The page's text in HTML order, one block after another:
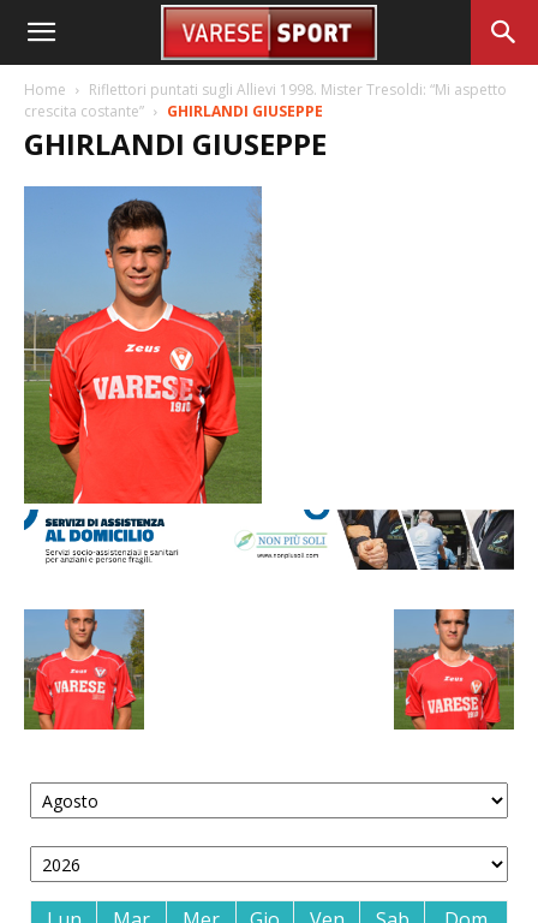
Home
Riflettori puntati sugli Allievi 1998. Mister Tresoldi: “Mi aspetto
crescita costante”
GHIRLANDI GIUSEPPE
GHIRLANDI GIUSEPPE